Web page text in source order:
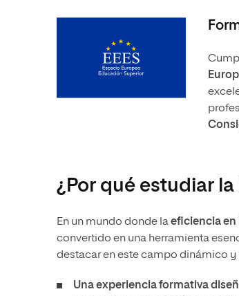
¿Por qué estudiar
En un mundo donde laeficiencia en
convertido en una herramienta
destacar en este campo dinámico y
Una experiencia formativa